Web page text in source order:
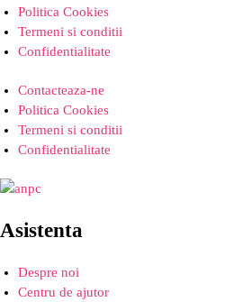
Politica Cookies
Termeni si conditii
Confidentialitate
Contacteaza-ne
Politica Cookies
Termeni si conditii
Confidentialitate
Asistenta
Despre noi
Centru de ajutor